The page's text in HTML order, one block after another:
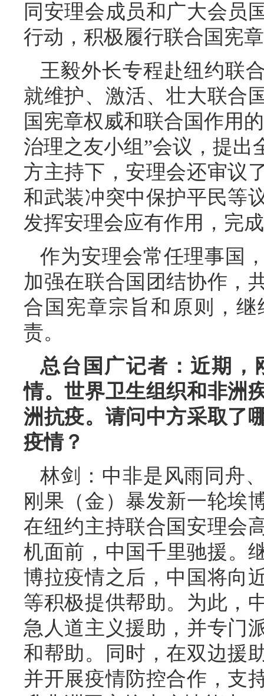
同安理会成员和广大会员
行动，积极履行联合国宪
王毅外长专程赴纽约联
就维护、激活、壮大联合
国宪章权威和联合国作用
治理之友小组”会议，提
方主持下，安理会还审议
和武装冲突中保护平民等
发挥安理会应有作用，完
作为安理会常任理事国
加强在联合国团结协作，
合国宪章宗旨和原则，
责。
总台国广记者：近期，
情。世界卫生组织和非洲
洲抗疫。请问中方采取了
疫情？
林剑：中非是风雨同舟
刚果（金）暴发新一轮埃
在纽约主持联合国安理会
机面前，中国千里驰援。
博拉疫情之后，中国将向
等积极提供帮助。为此，
急人道主义援助，并专门
和帮助。同时，在双边援
并开展疫情防控合作，支